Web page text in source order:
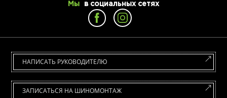
Мы в социальных сетях
НАПИСАТЬ РУКОВОДИТЕЛЮ
ЗАПИСАТЬСЯ НА ШИНОМОНТАЖ